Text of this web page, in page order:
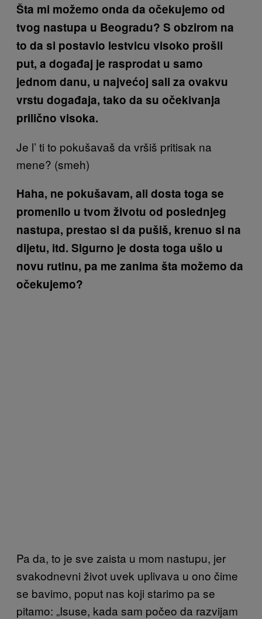
Šta mi možemo onda da očekujemo od
tvog nastupa u Beogradu? S obzirom na
to da si postavio lestvicu visoko prošli
put, a događaj je rasprodat u samo
jednom danu, u najvećoj sali za ovakvu
vrstu događaja, tako da su očekivanja
prilično visoka.
Je l’ ti to pokušavaš da vršiš pritisak na
mene? (smeh)
Haha, ne pokušavam, ali dosta toga se
promenilo u tvom životu od poslednjeg
nastupa, prestao si da pušiš, krenuo si na
dijetu, itd. Sigurno je dosta toga ušlo u
novu rutinu, pa me zanima šta možemo da
očekujemo?
Pa da, to je sve zaista u mom nastupu, jer
svakodnevni život uvek uplivava u ono čime
se bavimo, poput nas koji starimo pa se
pitamo: „Isuse, kada sam počeo da razvijam